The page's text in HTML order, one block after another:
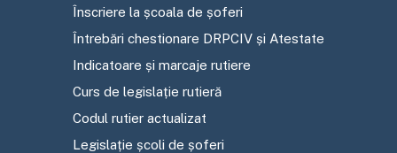
Înscriere la școala de șoferi
Întrebări chestionare DRPCIV și Atestate
Indicatoare și marcaje rutiere
Curs de legislație rutieră
Codul rutier actualizat
Legislație școli de șoferi